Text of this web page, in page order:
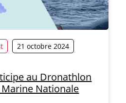
21 octobre 2024
au Dronathlon
Nationale